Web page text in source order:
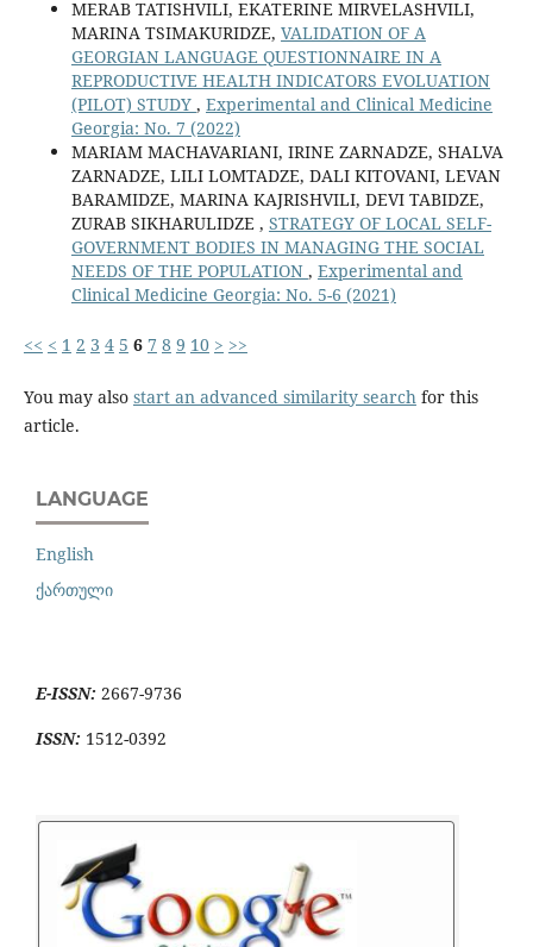
MERAB TATISHVILI, EKATERINE MIRVELASHVILI,
MARINA TSIMAKURIDZE, VALIDATION OF A
GEORGIAN LANGUAGE QUESTIONNAIRE IN A
REPRODUCTIVE HEALTH INDICATORS EVOLUATION
(PILOT) STUDY , Experimental and Clinical Medicine
Georgia: No. 7 (2022)
MARIAM MACHAVARIANI, IRINE ZARNADZE, SHALVA
ZARNADZE, LILI LOMTADZE, DALI KITOVANI, LEVAN
BARAMIDZE, MARINA KAJRISHVILI, DEVI TABIDZE,
ZURAB SIKHARULIDZE , STRATEGY OF LOCAL SELF-
GOVERNMENT BODIES IN MANAGING THE SOCIAL
NEEDS OF THE POPULATION , Experimental and
Clinical Medicine Georgia: No. 5-6 (2021)
<< < 1 2 3 4 5 6 7 8 9 10 > >>
You may also start an advanced similarity searchfor this
article.
LANGUAGE
English
ქართული
E-ISSN: 2667-9736
ISSN: 1512-0392